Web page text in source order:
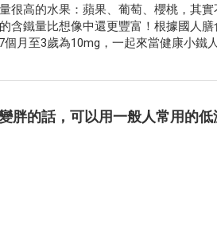
很高的水果：蘋果、葡萄、櫻桃，其
含鐵量比想像中還更豐富！根據國人
月至3歲為10mg，一起來當健康小鐵
胖的話，可以用一般人常用的低